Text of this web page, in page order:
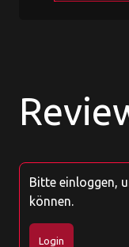
Bitte einloggen,
können.
Login